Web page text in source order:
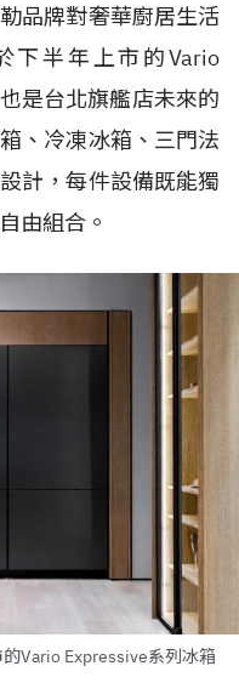
品牌對奢華廚居生活
下半年上市的Vario
是台北旗艦店未來的
、冷凍冰箱、三門法
計，每件設備既能獨
由組合。
Vario Expressive系列冰箱